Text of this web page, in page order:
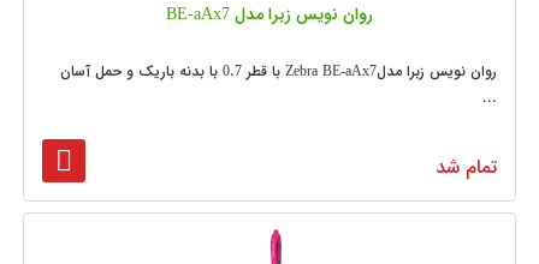
روان نویس زبرا مدل BE-aAx7
روان نویس زبرا مدلZebra BE-aAx7 با قطر 0.7 با بدنه باریک و حمل آسان
...
تمام شد